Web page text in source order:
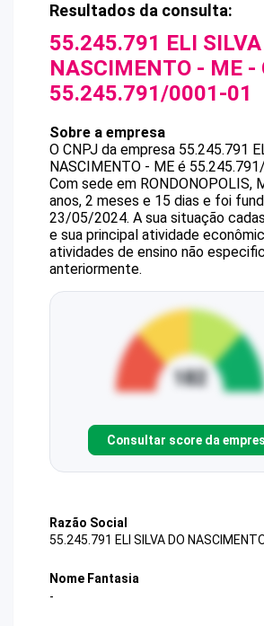
Resultados da consulta:
55.245.791 ELI SILVA
NASCIMENTO - ME -
55.245.791/0001-01
Sobre a empresa
O CNPJ da empresa 55.245.791
NASCIMENTO - ME é
Com sede em RONDONOPOLIS,
anos, 2 meses e 15 dias e foi
23/05/2024. A sua situação
e sua principal atividade
atividades de ensino não
anteriormente.
Consultar score da
Razão Social
55.245.791 ELI SILVA DO
Nome Fantasia
-